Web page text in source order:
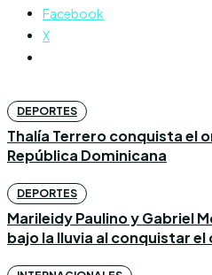
Facebook
X
DEPORTES
Thalía Terrero conquista el
República Dominicana
DEPORTES
Marileidy Paulino y Gabriel
bajo la lluvia al conquistar el